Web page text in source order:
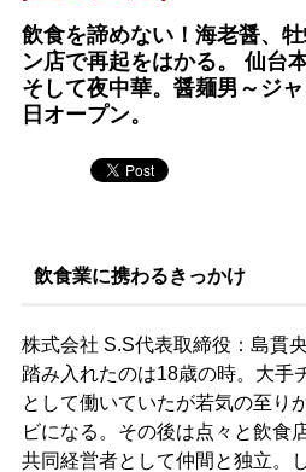
飲食を諦めない！海老醤、
ン店で再起をはかる。 仙台
そして夜中華。醤麺男～ジ
日オープン。
飲食業に携わるきっかけ
株式会社 S.S代表取締役：島貫
踏み入れたのは18歳の時。大手
として働いていたが若気の至り
ビになる。その後は点々と飲食
共同経営者として仲間と独立。